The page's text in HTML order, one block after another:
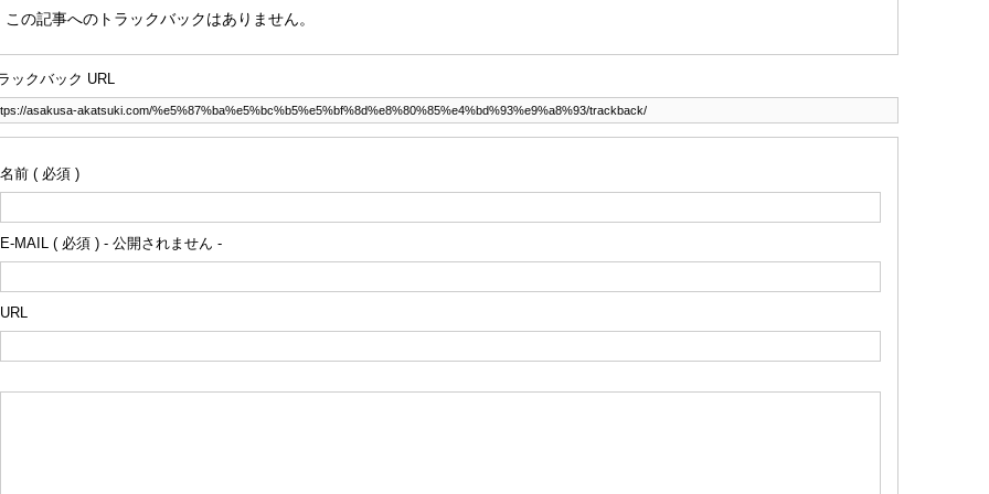
この記事へのトラックバックはありません。
ックバック URL
名前 ( 必須 )
E-MAIL ( 必須 ) - 公開されません -
URL